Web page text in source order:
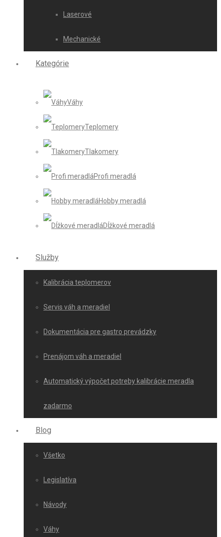
Laserové
Mechanické
Kategórie
Váhy
Teplomery
Tlakomery
Profi meradlá
Hobby meradlá
Dĺžkové meradlá
Služby
Kalibrácia teplomerov
Servis váh a meradiel
Dokumentácia pre gastro prevádzky
Prenájom váh a meradiel
Automatický výpočet potreby kalibrácie meradla
zadarmo
Blog
Všetko
Legislatíva
Návody
Váhy